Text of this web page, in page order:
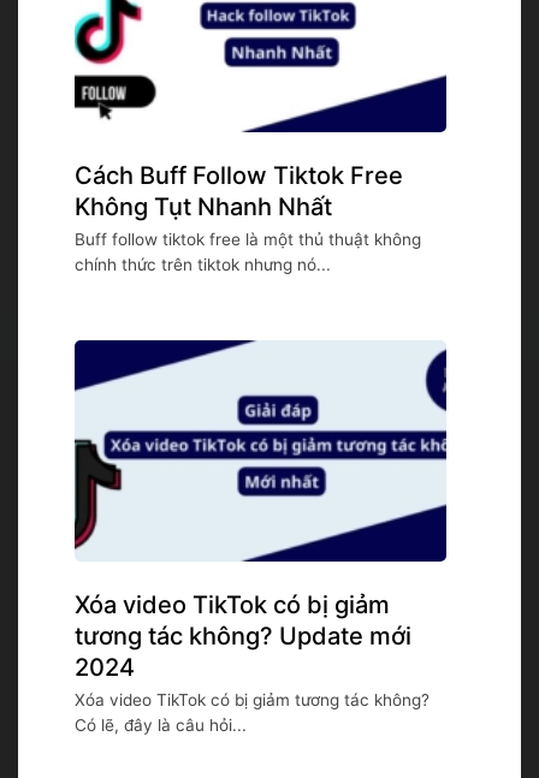
Cách Buff Follow Tiktok Free
Không Tụt Nhanh Nhất
Buff follow tiktok free là một thủ thuật không
chính thức trên tiktok nhưng nó...
Xóa video TikTok có bị giảm
tương tác không? Update mới
2024
Xóa video TikTok có bị giảm tương tác không?
Có lẽ, đây là câu hỏi...